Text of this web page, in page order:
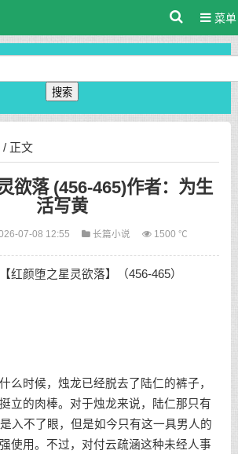
菜单
搜索
/ 正文
欲落 (456-465)作者：为生
活写黄
07-08 12:55 长篇小说 1500 ℃
灵欲落】（456-465）
时候，烛龙已经脱去了陆仁的裤子，
立的肉棒。对于烛龙来说，陆仁那只有
入不了眼，但是如今只有这一具男人的
使用。不过，对付云疏涵这种未经人事